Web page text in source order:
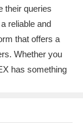
their queries
reliable and
that offers a
Whether you
has something